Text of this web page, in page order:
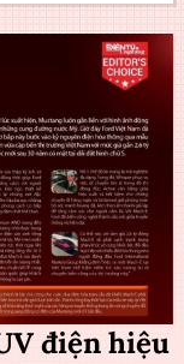
điện hiệu